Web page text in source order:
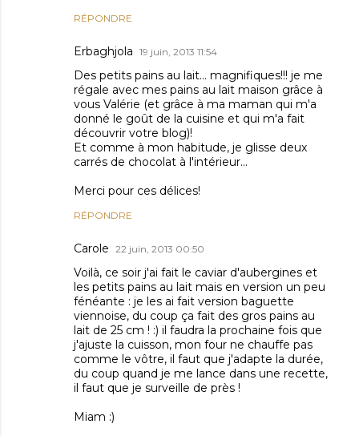
RÉPONDRE
Erbaghjola 19 juin, 2013 11:54
Des petits pains au lait... magnifiques!!! je me
régale avec mes pains au lait maison grâce à
vous Valérie (et grâce à ma maman qui m'a
donné le goût de la cuisine et qui m'a fait
découvrir votre blog)!
Et comme à mon habitude, je glisse deux
carrés de chocolat à l'intérieur...
Merci pour ces délices!
RÉPONDRE
Carole 22 juin, 2013 00:50
Voilà, ce soir j'ai fait le caviar d'aubergines et
les petits pains au lait mais en version un peu
fénéante : je les ai fait version baguette
viennoise, du coup ça fait des gros pains au
lait de 25 cm ! :) il faudra la prochaine fois que
j'ajuste la cuisson, mon four ne chauffe pas
comme le vôtre, il faut que j'adapte la durée,
du coup quand je me lance dans une recette,
il faut que je surveille de près !
Miam :)